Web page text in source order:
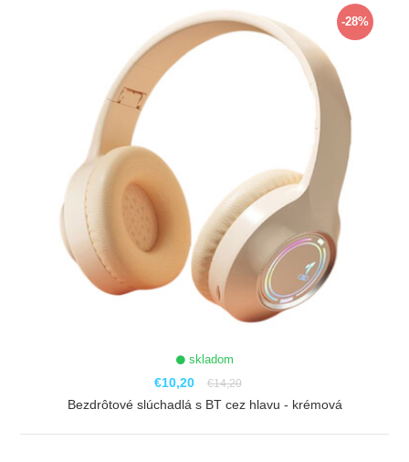
-28%
skladom
€10,20 €14,20
Bezdrôtové slúchadlá s BT cez hlavu - krémová